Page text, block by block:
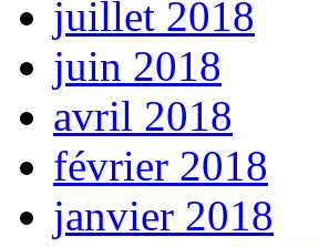
juillet 2018
juin 2018
avril 2018
février 2018
janvier 2018